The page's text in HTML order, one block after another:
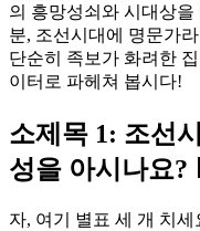
의 흥망성쇠와 시대상
분, 조선시대에 명문가
단순히 족보가 화려한
이터로 파헤쳐 봅시다!
소제목 1: 조선
성을 아시나요?
자, 여기 별표 세 개 치세